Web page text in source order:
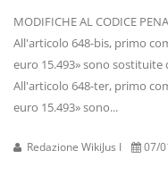
MODIFICHE AL CODICE
All'articolo 648-bis, primo
euro 15.493» sono sostituite
All'articolo 648-ter, primo
euro 15.493» sono...
Redazione WikiJus I 07/